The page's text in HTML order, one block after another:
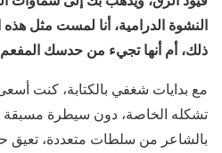
النشوة الدرامية، أنا لمست مثل
ذلك، أم أنها تجيء من حدسك
مع بدايات شغفي بالكتابة، كنت
تشكله الخاصة، دون سيطرة
بالشاعر من سلطات متعددة، تعيق